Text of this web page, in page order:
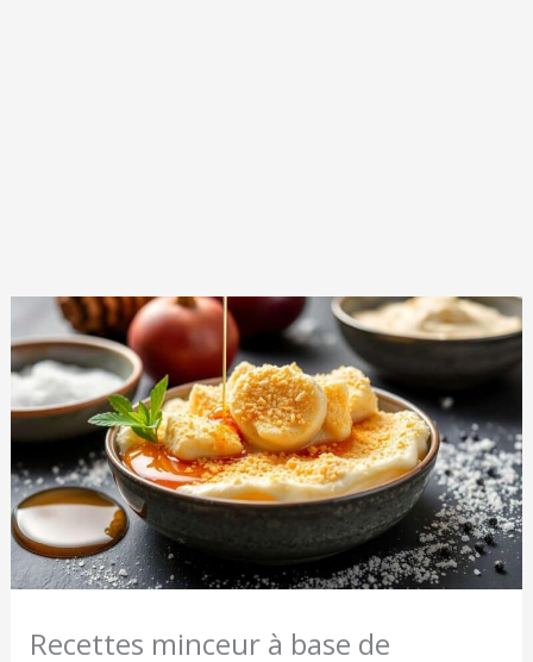
Recettes minceur à base de